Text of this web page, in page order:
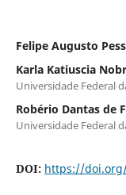
Felipe Augusto
Karla Katiuscia
Universidade Federal
Robério Dantas de
Universidade Federal
DOI: https://